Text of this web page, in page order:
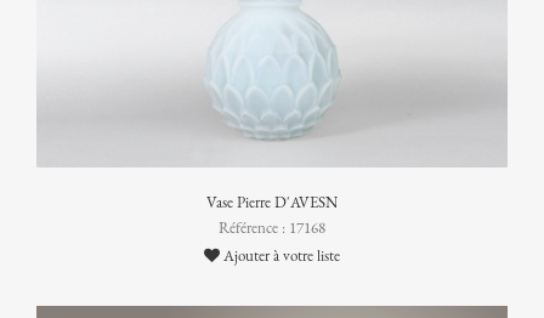
Vase Pierre D'AVESN
Référence : 17168
Ajouter à votre liste